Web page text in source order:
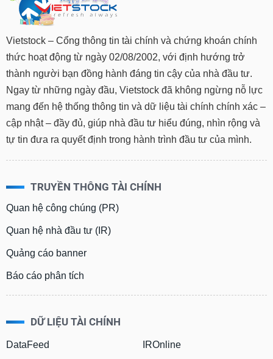
Vietstock – Cổng thông tin tài chính và chứng khoán chính
thức hoạt động từ ngày 02/08/2002, với định hướng trở
thành người bạn đồng hành đáng tin cậy của nhà đầu tư.
Ngay từ những ngày đầu, Vietstock đã không ngừng nỗ lực
mang đến hệ thống thông tin và dữ liệu tài chính chính xác –
cập nhật – đầy đủ, giúp nhà đầu tư hiểu đúng, nhìn rộng và
tự tin đưa ra quyết định trong hành trình đầu tư của mình.
TRUYỀN THÔNG TÀI CHÍNH
Quan hệ công chúng (PR)
Quan hệ nhà đầu tư (IR)
Quảng cáo banner
Báo cáo phân tích
DỮ LIỆU TÀI CHÍNH
DataFeed
IROnline